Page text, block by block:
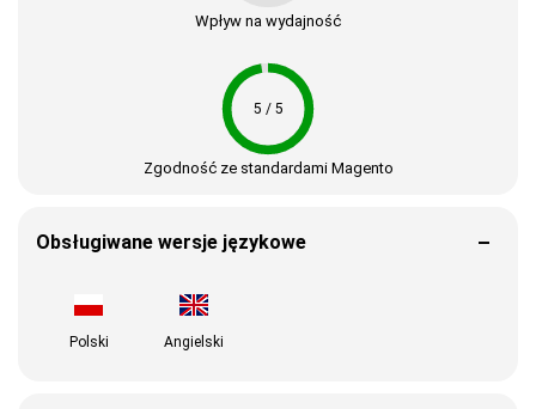
Wpływ na wydajność
5 / 5
Zgodność ze standardami Magento
Obsługiwane wersje językowe
Polski Angielski